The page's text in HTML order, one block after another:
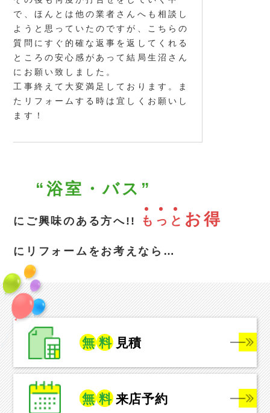
で、ほんとは他の業者さんへも相談し
ようと思っていたのですが、こちらの
質問にすぐ的確な返事を返してくれる
ところの安心感があって結局生沼さん
にお願い致しました。
工事終えて大変満足しております。ま
たリフォームする時は宜しくお願いし
ます！
“浴室・バス”
にご興味のある方へ!! も っ と お得
にリフォームをお考えなら…
無 料 見積
無 料 来店予約